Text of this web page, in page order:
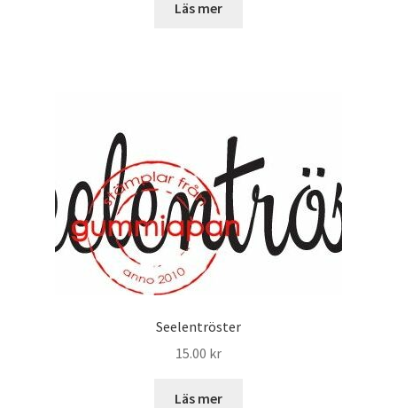
Läs mer
Seelentröster
15.00 kr
Läs mer